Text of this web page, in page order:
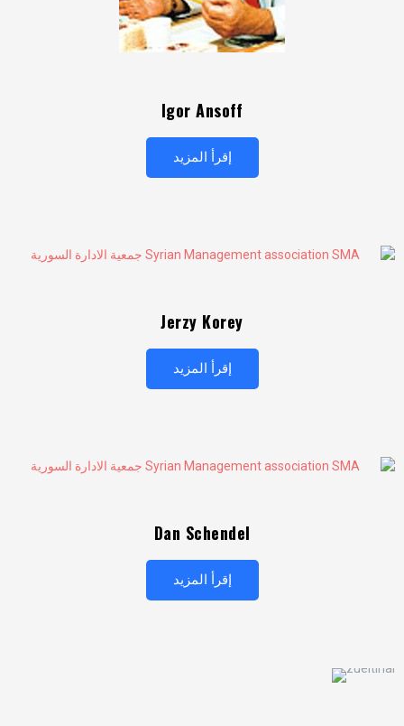
Igor Ansoff
إقرأ المزيد
Jerzy Korey
إقرأ المزيد
Dan Schendel
إقرأ المزيد